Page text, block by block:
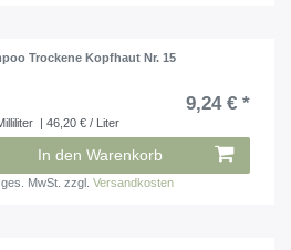
Trockene Kopfhaut Nr. 15
9,24 € *
| 46,20 € / Liter
In den Warenkorb
MwSt. zzgl.Versandkosten